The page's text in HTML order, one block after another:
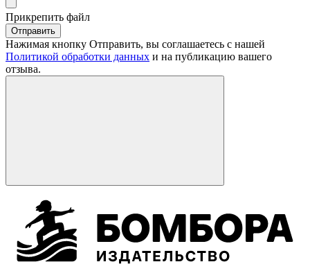
Прикрепить файл
Отправить
Нажимая кнопку Отправить, вы соглашаетесь с нашей
Политикой обработки данных и на публикацию вашего
отзыва.